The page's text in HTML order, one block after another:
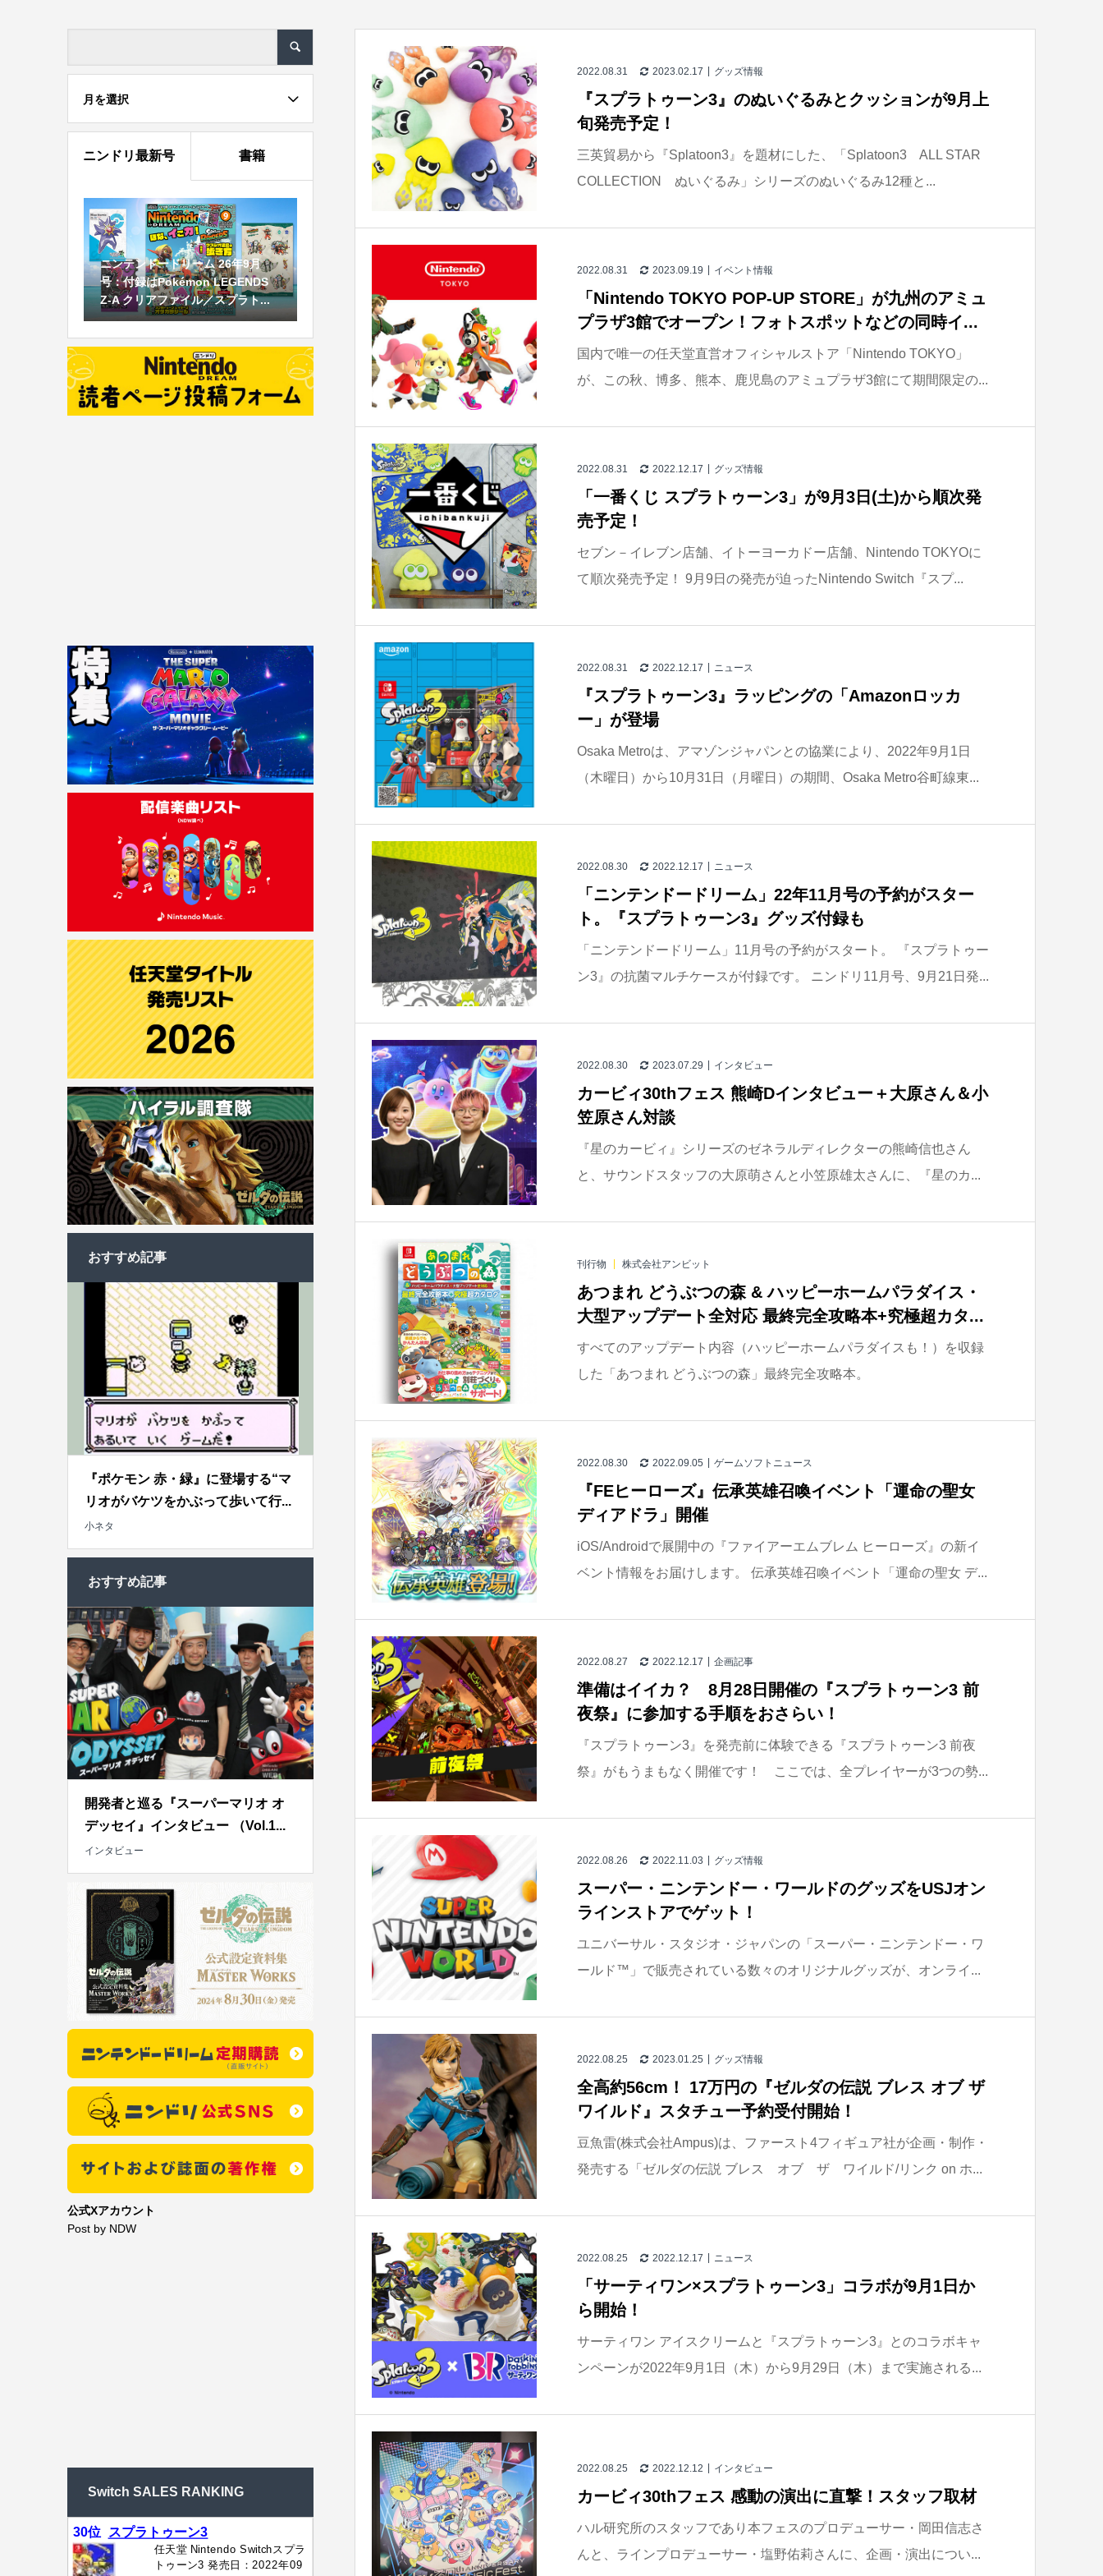
2022.08.31 2023.02.17 グッズ情報
『スプラトゥーン3』のぬいぐるみとクッションが9月上
旬発売予定！
三英貿易から『Splatoon3』を題材にした、「Splatoon3 ALL STAR
COLLECTION ぬいぐるみ」シリーズのぬいぐるみ12種と...
2022.08.31 2023.09.19 イベント情報
「Nintendo TOKYO POP-UP STORE」が九州のアミュ
プラザ3館でオープン！フォトスポットなどの同時イ...
国内で唯一の任天堂直営オフィシャルストア「Nintendo TOKYO」
が、この秋、博多、熊本、鹿児島のアミュプラザ3館にて期間限定の...
2022.08.31 2022.12.17 グッズ情報
「一番くじ スプラトゥーン3」が9月3日(土)から順次発
売予定！
セブン－イレブン店舗、イトーヨーカドー店舗、Nintendo TOKYOに
て順次発売予定！ 9月9日の発売が迫ったNintendo Switch『スプ...
2022.08.31 2022.12.17 ニュース
『スプラトゥーン3』ラッピングの「Amazonロッカ
ー」が登場
Osaka Metroは、アマゾンジャパンとの協業により、2022年9月1日
（木曜日）から10月31日（月曜日）の期間、Osaka Metro谷町線東...
2022.08.30 2022.12.17 ニュース
「ニンテンドードリーム」22年11月号の予約がスター
ト。『スプラトゥーン3』グッズ付録も
「ニンテンドードリーム」11月号の予約がスタート。 『スプラトゥー
ン3』の抗菌マルチケースが付録です。 ニンドリ11月号、9月21日発...
2022.08.30 2023.07.29 インタビュー
カービィ30thフェス 熊崎Dインタビュー＋大原さん＆小
笠原さん対談
『星のカービィ』シリーズのゼネラルディレクターの熊崎信也さん
と、サウンドスタッフの大原萌さんと小笠原雄太さんに、『星のカ...
刊行物 株式会社アンビット
あつまれ どうぶつの森 & ハッピーホームパラダイス・
大型アップデート全対応 最終完全攻略本+究極超カタ...
すべてのアップデート内容（ハッピーホームパラダイスも！）を収録
した「あつまれ どうぶつの森」最終完全攻略本。
2022.08.30 2022.09.05 ゲームソフトニュース
『FEヒーローズ』伝承英雄召喚イベント「運命の聖女
ディアドラ」開催
iOS/Androidで展開中の『ファイアーエムブレム ヒーローズ』の新イ
ベント情報をお届けします。 伝承英雄召喚イベント「運命の聖女 デ...
2022.08.27 2022.12.17 企画記事
準備はイイカ？ 8月28日開催の『スプラトゥーン3 前
夜祭』に参加する手順をおさらい！
『スプラトゥーン3』を発売前に体験できる『スプラトゥーン3 前夜
祭』がもうまもなく開催です！ ここでは、全プレイヤーが3つの勢...
2022.08.26 2022.11.03 グッズ情報
スーパー・ニンテンドー・ワールドのグッズをUSJオン
ラインストアでゲット！
ユニバーサル・スタジオ・ジャパンの「スーパー・ニンテンドー・ワ
ールド™」で販売されている数々のオリジナルグッズが、オンライ...
2022.08.25 2023.01.25 グッズ情報
全高約56cm！ 17万円の『ゼルダの伝説 ブレス オブ ザ
ワイルド』スタチュー予約受付開始！
豆魚雷(株式会社Ampus)は、ファースト4フィギュア社が企画・制作・
発売する「ゼルダの伝説 ブレス オブ ザ ワイルド/リンク on ホ...
2022.08.25 2022.12.17 ニュース
「サーティワン×スプラトゥーン3」コラボが9月1日か
ら開始！
サーティワン アイスクリームと『スプラトゥーン3』とのコラボキャ
ンペーンが2022年9月1日（木）から9月29日（木）まで実施される...
2022.08.25 2022.12.12 インタビュー
カービィ30thフェス 感動の演出に直撃！スタッフ取材
ハル研究所のスタッフであり本フェスのプロデューサー・岡田信志さ
んと、ラインプロデューサー・塩野佑莉さんに、企画・演出につい...
月を選択
ニンドリ最新号 書籍
ニンテンドードリーム 26年9月
号：付録はPokémon LEGENDS
Z-A クリアファイル／スプラト...
おすすめ記事
『ポケモン 赤・緑』に登場する“マ
リオがバケツをかぶって歩いて行...
小ネタ
おすすめ記事
開発者と巡る『スーパーマリオ オ
デッセイ』インタビュー （Vol.1...
インタビュー
公式Xアカウント
Post by NDW
Switch SALES RANKING